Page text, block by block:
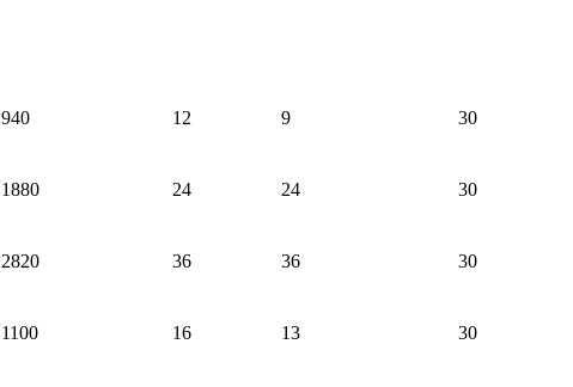
940 12 9 30
1880 24 24 30
2820 36 36 30
1100 16 13 30